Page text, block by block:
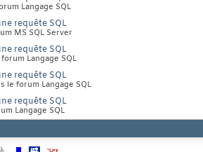
Langage SQL
requête SQL
MS SQL Server
requête SQL
Langage SQL
requête SQL
le forum Langage SQL
requête SQL
Langage SQL